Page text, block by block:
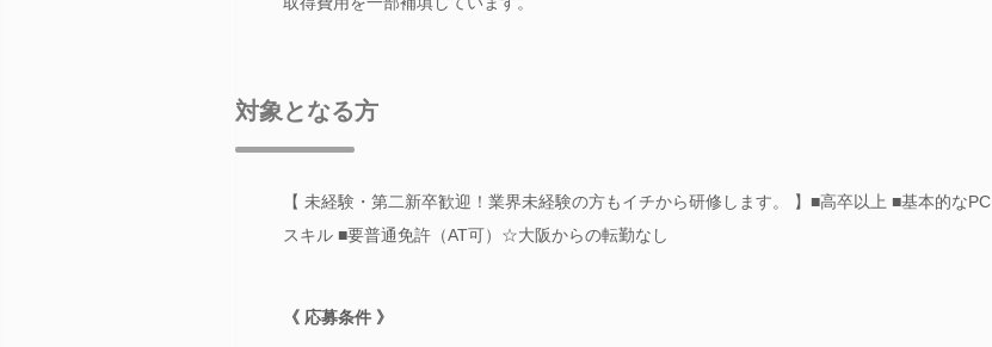
対象となる方
【 未経験・第二新卒歓迎！業界未経験の方もイチから研修します。 】■高卒以上 ■基本的なPC
スキル ■要普通免許（AT可）☆大阪からの転勤なし
《 応募条件 》